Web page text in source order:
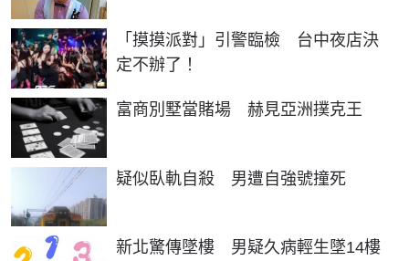
「摸摸派對」引警臨檢 台中夜店決
定不辦了！
富商別墅當賭場 赫見亞洲撲克王
疑似臥軌自殺 男遭自強號撞死
新北驚傳墜樓 男疑久病輕生墜14樓